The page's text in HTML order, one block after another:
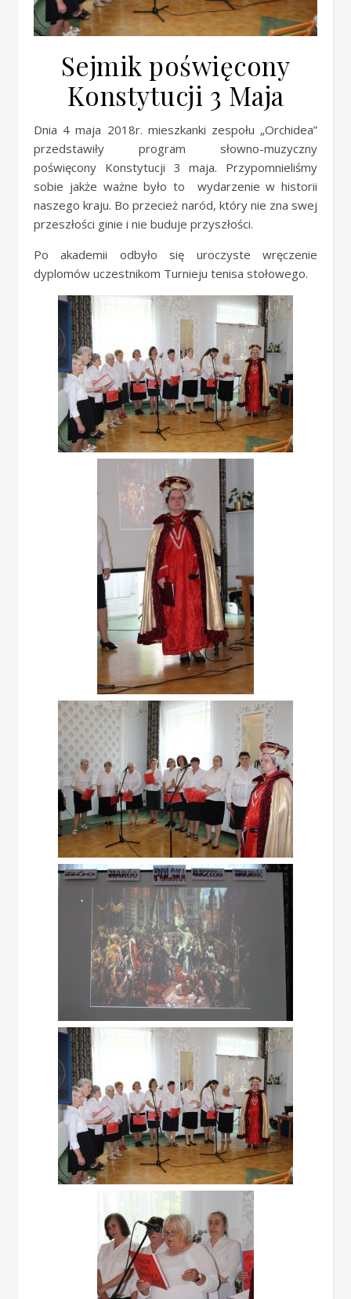
Sejmik poświęcony
Konstytucji 3 Maja
Dnia 4 maja 2018r. mieszkanki zespołu „Orchidea”
przedstawiły program słowno-muzyczny
poświęcony Konstytucji 3 maja. Przypomnieliśmy
sobie jakże ważne było to wydarzenie w historii
naszego kraju. Bo przecież naród, który nie zna swej
przeszłości ginie i nie buduje przyszłości.
Po akademii odbyło się uroczyste wręczenie
dyplomów uczestnikom Turnieju tenisa stołowego.